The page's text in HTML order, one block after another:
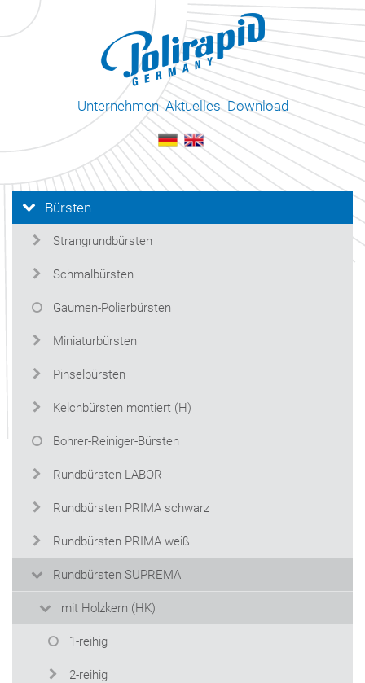
Unternehmen Aktuelles Download
Bürsten
Strangrundbürsten
Schmalbürsten
Gaumen-Polierbürsten
Miniaturbürsten
Pinselbürsten
Kelchbürsten montiert (H)
Bohrer-Reiniger-Bürsten
Rundbürsten LABOR
Rundbürsten PRIMA schwarz
Rundbürsten PRIMA weiß
Rundbürsten SUPREMA
mit Holzkern (HK)
1-reihig
2-reihig